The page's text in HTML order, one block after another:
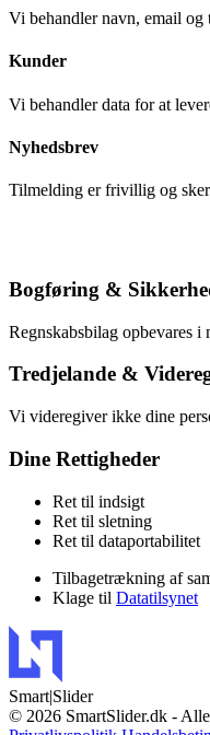
Vi behandler navn, email
Kunder
Vi behandler data for at
Nyhedsbrev
Tilmelding er frivillig og
Bogføring &
Regnskabsbilag opbevares
Tredjelande &
Vi videregiver ikke dine
Dine Rettigheder
Ret til indsigt
Ret til sletning
Ret til dataportabilitet
Tilbagetrækning af
Klage til Datatilsynet
Smart|Slider
© 2026 SmartSlider.dk -